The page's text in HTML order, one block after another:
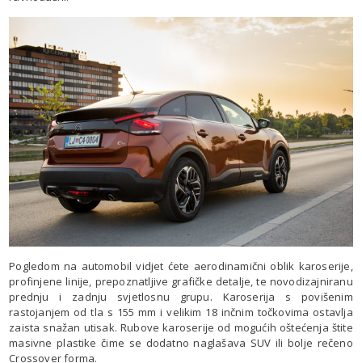
Pogledom na automobil vidjet ćete aerodinamični oblik karoserije,
profinjene linije, prepoznatljive grafičke detalje, te novodizajniranu
prednju i zadnju svjetlosnu grupu. Karoserija s povišenim
rastojanjem od tla s 155 mm i velikim 18 inčnim točkovima ostavlja
zaista snažan utisak. Rubove karoserije od mogućih oštećenja štite
masivne plastike čime se dodatno naglašava SUV ili bolje rečeno
Crossover forma.